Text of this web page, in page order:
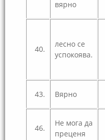
вярно
40.
лесно се
успокоява.
43. Вярно
46.
Не мога да
преценя